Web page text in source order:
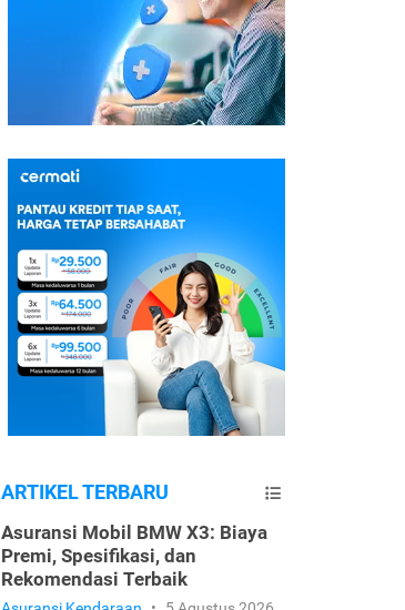
ARTIKEL TERBARU
Asuransi Mobil BMW X3: Biaya
Premi, Spesifikasi, dan
Rekomendasi Terbaik